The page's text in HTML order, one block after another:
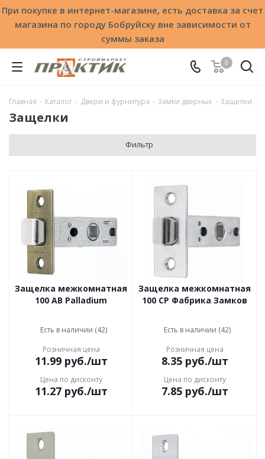
При покупке в интернет-магазине, есть доставка за счет
магазина по городу Бобруйску вне зависимости от
суммы заказа
0
Главная - Каталог - Двери и фурнитура - Замки дверные - Защелки
Защелки
Фильтр
Защелка межкомнатная
100 AB Palladium
Есть в наличии (42)
Розничная цена
11.99руб./шт
Цена по дисконту
11.27руб./шт
Защелка межкомнатная
100 CP Фабрика Замков
Есть в наличии (42)
Розничная цена
8.35руб./шт
Цена по дисконту
7.85руб./шт